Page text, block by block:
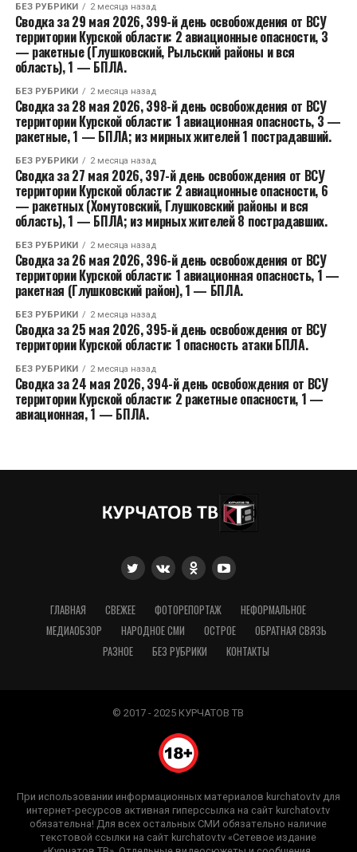
БЕЗ РУБРИКИ 2 месяца назад
Сводка за 29 мая 2026, 399-й день освобождения от ВСУ
территории Курской области: 2 авиационные опасности, 3
— ракетные (Глушковский, Рыльский районы и вся
область), 1 — БПЛА.
БЕЗ РУБРИКИ 2 месяца назад
Сводка за 28 мая 2026, 398-й день освобождения от ВСУ
территории Курской области: 1 авиационная опасность, 3 —
ракетные, 1 — БПЛА; из мирных жителей 1 пострадавший.
БЕЗ РУБРИКИ 2 месяца назад
Сводка за 27 мая 2026, 397-й день освобождения от ВСУ
территории Курской области: 2 авиационные опасности, 6
— ракетных (Хомутовский, Глушковский районы и вся
область), 1 — БПЛА; из мирных жителей 8 пострадавших.
БЕЗ РУБРИКИ 2 месяца назад
Сводка за 26 мая 2026, 396-й день освобождения от ВСУ
территории Курской области: 1 авиационная опасность, 1 —
ракетная (Глушковский район), 1 — БПЛА.
БЕЗ РУБРИКИ 2 месяца назад
Сводка за 25 мая 2026, 395-й день освобождения от ВСУ
территории Курской области: 1 опасность атаки БПЛА.
БЕЗ РУБРИКИ 2 месяца назад
Сводка за 24 мая 2026, 394-й день освобождения от ВСУ
территории Курской области: 2 ракетные опасности, 1 —
авиационная, 1 — БПЛА.
ГЛАВНАЯ СВЕЖЕЕ ФОТОРЕПОРТАЖ
НЕФОРМАЛЬНОЕ
МЕДИАОБЗОР
НАРОДНОЕ СМИ ОСТРОЕ
ОБРАТНАЯ СВЯЗЬ
РАЗНОЕ
БЕЗ РУБРИКИ КОНТАКТЫ
© 2017 - 2025 КУРЧАТОВ ТВ
При использовании информационных материалов kurchatov.tv для
интернет-ресурсов активная гиперссылка на сайт kurchatov.tv
обязательна! Для всех остальных СМИ обязательно наличие
текстовой ссылки на сайт kurchatov.tv «Сетевое издание